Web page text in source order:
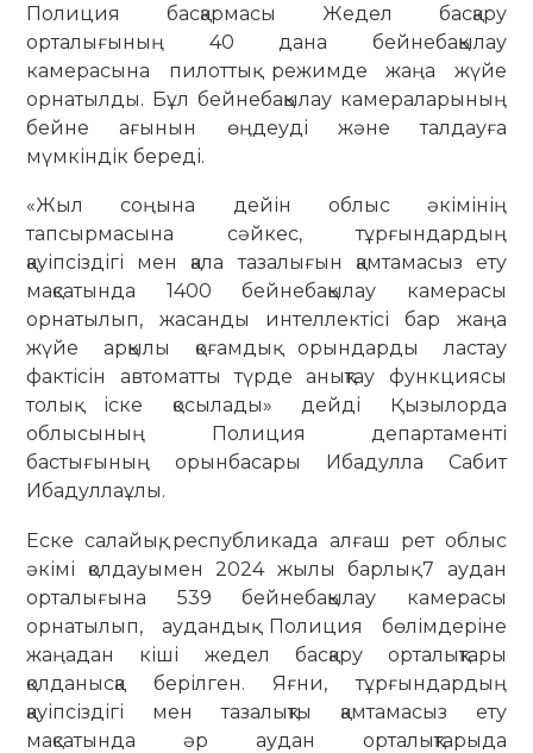
Полиция басқармасы Жедел басқару
орталығының 40 дана бейнебақылау
камерасына пилоттық режимде жаңа жүйе
орнатылды. Бұл бейнебақылау камераларының
бейне ағынын өңдеуді және талдауға
мүмкіндік береді.
«Жыл соңына дейін облыс әкімінің
тапсырмасына сәйкес, тұрғындардың
қауіпсіздігі мен қала тазалығын қамтамасыз ету
мақсатында 1400 бейнебақылау камерасы
орнатылып, жасанды интеллектісі бар жаңа
жүйе арқылы қоғамдық орындарды ластау
фактісін автоматты түрде анықтау функциясы
толық іске қосылады» дейді Қызылорда
облысының Полиция департаменті
бастығының орынбасары Ибадулла Сабит
Ибадуллаұлы.
Еске салайық, республикада алғаш рет облыс
әкімі қолдауымен 2024 жылы барлық 7 аудан
орталығына 539 бейнебақылау камерасы
орнатылып, аудандық Полиция бөлімдеріне
жаңадан кіші жедел басқару орталықтары
қолданысқа берілген. Яғни, тұрғындардың
қауіпсіздігі мен тазалықты қамтамасыз ету
мақсатында әр аудан орталықтарыда